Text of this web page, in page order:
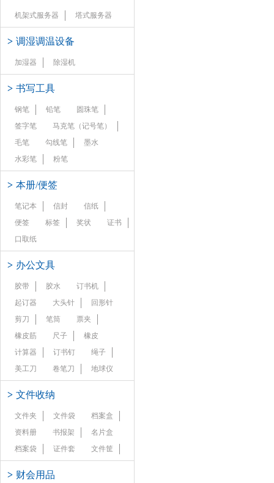
机架式服务器 塔式服务器
> 调湿调温设备
加湿器 除湿机
> 书写工具
钢笔 铅笔
圆珠笔
签字笔
马克笔（记号笔）
毛笔
勾线笔
墨水
水彩笔
粉笔
> 本册/便签
笔记本 信封
信纸
便签
标签 奖状
证书
口取纸
> 办公文具
胶带 胶水
订书机
起订器
大头针
回形针
剪刀
笔筒
票夹
橡皮筋
尺子
橡皮
计算器
订书钉
绳子
美工刀
卷笔刀 地球仪
> 文件收纳
文件夹 文件袋
档案盒
资料册
书报架
名片盒
档案袋
证件套 文件筐
> 财会用品